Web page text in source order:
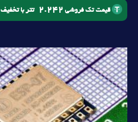
قیمت تک فروشی 2.242 تتر با تخفیف